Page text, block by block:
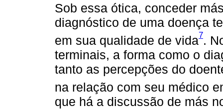
Sob essa ótica, conceder
diagnóstico de uma doença
em sua qualidade de vida7.
terminais, a forma como o
tanto as percepções do
na relação com seu médico
que há a discussão de más